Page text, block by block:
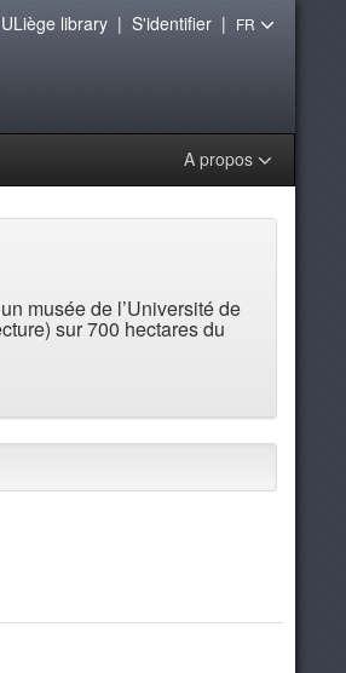
A propos
ULiège library| S'identifier| FR
musée de l’Université de
sur 700 hectares du